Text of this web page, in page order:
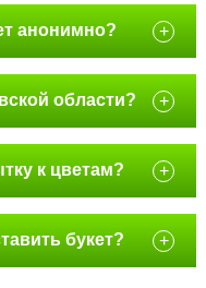
анонимно? +
области? +
к цветам? +
букет? +